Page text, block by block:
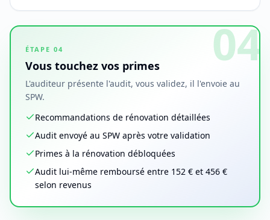
04
ÉTAPE 04
Vous touchez vos primes
L'auditeur présente l'audit, vous validez, il l'envoie au
SPW.
Recommandations de rénovation détaillées
Audit envoyé au SPW après votre validation
Primes à la rénovation débloquées
Audit lui-même remboursé entre 152 € et 456 €
selon revenus